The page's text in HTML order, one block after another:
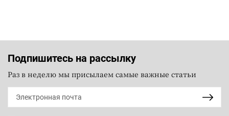
Подпишитесь на рассылку
Раз в неделю мы присылаем самые важные статьи